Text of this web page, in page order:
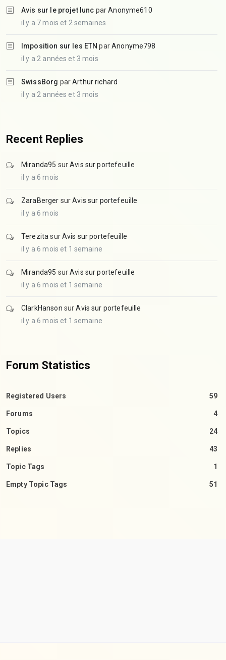
Avis sur le projet lunc parAnonyme610
il y a 7 mois et 2 semaines
Imposition sur les ETN parAnonyme798
il y a 2 années et 3 mois
SwissBorg parArthur richard
il y a 2 années et 3 mois
Recent Replies
Miranda95 surAvis sur portefeuille
il y a 6 mois
ZaraBerger surAvis sur portefeuille
il y a 6 mois
Terezita surAvis sur portefeuille
il y a 6 mois et 1 semaine
Miranda95 surAvis sur portefeuille
il y a 6 mois et 1 semaine
ClarkHanson surAvis sur portefeuille
il y a 6 mois et 1 semaine
Forum Statistics
Registered Users 59
Forums 4
Topics 24
Replies 43
Topic Tags 1
Empty Topic Tags 51